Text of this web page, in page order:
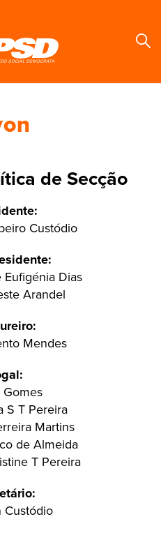
de Secção
Custódio
Eufigénia Dias
Arandel
Mendes
Gomes
S T Pereira
Martins
de Almeida
T Pereira
Custódio